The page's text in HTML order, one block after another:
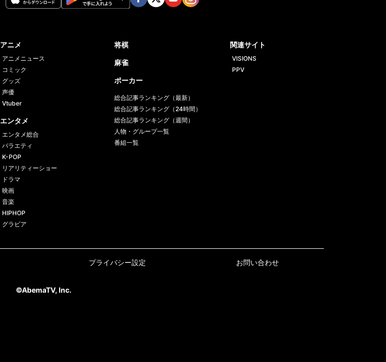
アニメ
アニメニュース
コミック
グッズ
声優
Vtuber
エンタメ
エンタメ総合
バラエティ
K-POP
リアリティーショー
ドラマ
映画
音楽
HIPHOP
グラビア
将棋
麻雀
ポーカー
総合記事ランキング（最新）
総合記事ランキング（24時間）
総合記事ランキング（週間）
人物・グループ一覧
番組一覧
関連サイト
VISIONS
PPV
プライバシー設定 お問い合わせ
©AbemaTV, Inc.